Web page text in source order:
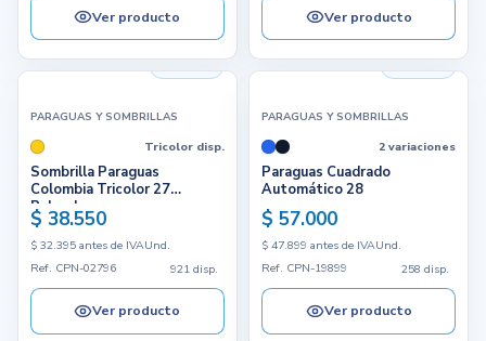
Ver producto Ver producto
PARAGUAS Y SOMBRILLAS
Tricolor disp.
Sombrilla Paraguas
Colombia Tricolor 27
Pulgadas
$ 38.550
$ 32.395 antes de IVAUnd.
Ref. CPN-02796
921 disp.
Ver producto
PARAGUAS Y SOMBRILLAS
2 variaciones
Paraguas Cuadrado
Automático 28
$ 57.000
$ 47.899 antes de IVAUnd.
Ref. CPN-19899
258 disp.
Ver producto